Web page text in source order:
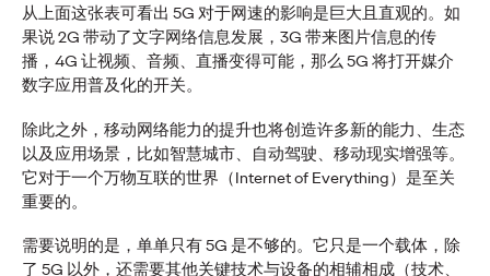
从上面这张表可看出 5G 对于网速的影响是巨大且直观的。如
果说 2G 带动了文字网络信息发展，3G 带来图片信息的传
播，4G 让视频、音频、直播变得可能，那么 5G 将打开媒介
数字应用普及化的开关。
除此之外，移动网络能力的提升也将创造许多新的能力、生态
以及应用场景，比如智慧城市、自动驾驶、移动现实增强等。
它对于一个万物互联的世界（Internet of Everything）是至关
重要的。
需要说明的是，单单只有 5G 是不够的。它只是一个载体，除
了 5G 以外，还需要其他关键技术与设备的相辅相成（技术、
More→
观点
报告｜回归真实：重塑
社交营销的价值共鸣